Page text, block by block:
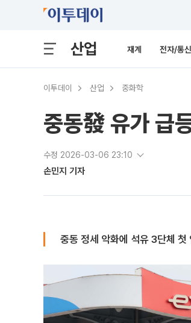
산업 재계 전자/통
이투데이 산업 중화학
중동發 유가 급
수정 2026-03-06 23:10
손민지 기자
중동 정세 악화에 석유 3단체 첫